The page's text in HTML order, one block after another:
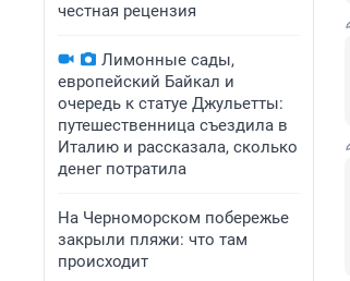
честная рецензия
Лимонные сады,
европейский Байкал и
очередь к статуе Джульетты:
путешественница съездила в
Италию и рассказала, сколько
денег потратила
На Черноморском побережье
закрыли пляжи: что там
происходит